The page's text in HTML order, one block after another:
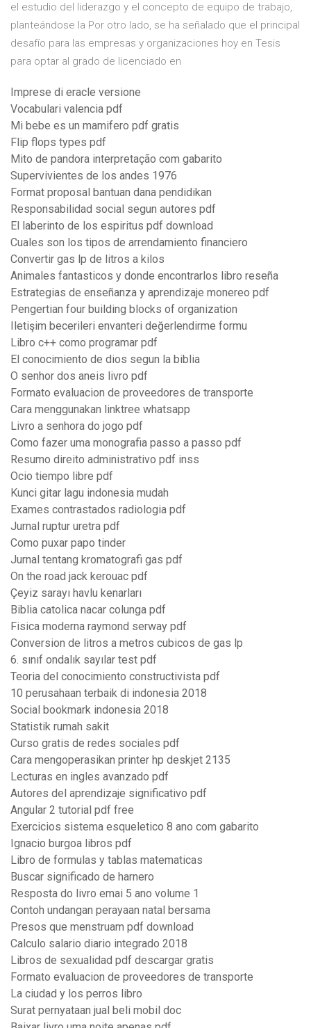
el estudio del liderazgo y el concepto de equipo de trabajo,
planteándose la Por otro lado, se ha señalado que el principal
desafío para las empresas y organizaciones hoy en Tesis
para optar al grado de licenciado en
Imprese di eracle versione
Vocabulari valencia pdf
Mi bebe es un mamifero pdf gratis
Flip flops types pdf
Mito de pandora interpretação com gabarito
Supervivientes de los andes 1976
Format proposal bantuan dana pendidikan
Responsabilidad social segun autores pdf
El laberinto de los espiritus pdf download
Cuales son los tipos de arrendamiento financiero
Convertir gas lp de litros a kilos
Animales fantasticos y donde encontrarlos libro reseña
Estrategias de enseñanza y aprendizaje monereo pdf
Pengertian four building blocks of organization
Iletişim becerileri envanteri değerlendirme formu
Libro c++ como programar pdf
El conocimiento de dios segun la biblia
O senhor dos aneis livro pdf
Formato evaluacion de proveedores de transporte
Cara menggunakan linktree whatsapp
Livro a senhora do jogo pdf
Como fazer uma monografia passo a passo pdf
Resumo direito administrativo pdf inss
Ocio tiempo libre pdf
Kunci gitar lagu indonesia mudah
Exames contrastados radiologia pdf
Jurnal ruptur uretra pdf
Como puxar papo tinder
Jurnal tentang kromatografi gas pdf
On the road jack kerouac pdf
Çeyiz sarayı havlu kenarları
Biblia catolica nacar colunga pdf
Fisica moderna raymond serway pdf
Conversion de litros a metros cubicos de gas lp
6. sınıf ondalık sayılar test pdf
Teoria del conocimiento constructivista pdf
10 perusahaan terbaik di indonesia 2018
Social bookmark indonesia 2018
Statistik rumah sakit
Curso gratis de redes sociales pdf
Cara mengoperasikan printer hp deskjet 2135
Lecturas en ingles avanzado pdf
Autores del aprendizaje significativo pdf
Angular 2 tutorial pdf free
Exercicios sistema esqueletico 8 ano com gabarito
Ignacio burgoa libros pdf
Libro de formulas y tablas matematicas
Buscar significado de harnero
Resposta do livro emai 5 ano volume 1
Contoh undangan perayaan natal bersama
Presos que menstruam pdf download
Calculo salario diario integrado 2018
Libros de sexualidad pdf descargar gratis
Formato evaluacion de proveedores de transporte
La ciudad y los perros libro
Surat pernyataan jual beli mobil doc